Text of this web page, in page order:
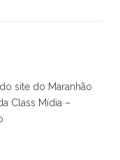
site do Maranhão
Class Mídia –